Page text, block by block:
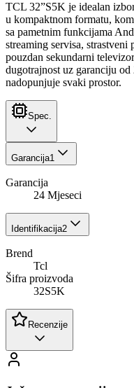
TCL 32”S5K je idealan
u kompaktnom formatu,
sa pametnim funkcijama
streaming servisa,
pouzdan sekundarni
dugotrajnost uz garanciju
nadopunjuje svaki prostor.
Spec.
Garancija1
Garancija
24 Mjeseci
Identifikacija2
Brend
Tcl
Šifra proizvoda
32S5K
Recenzije